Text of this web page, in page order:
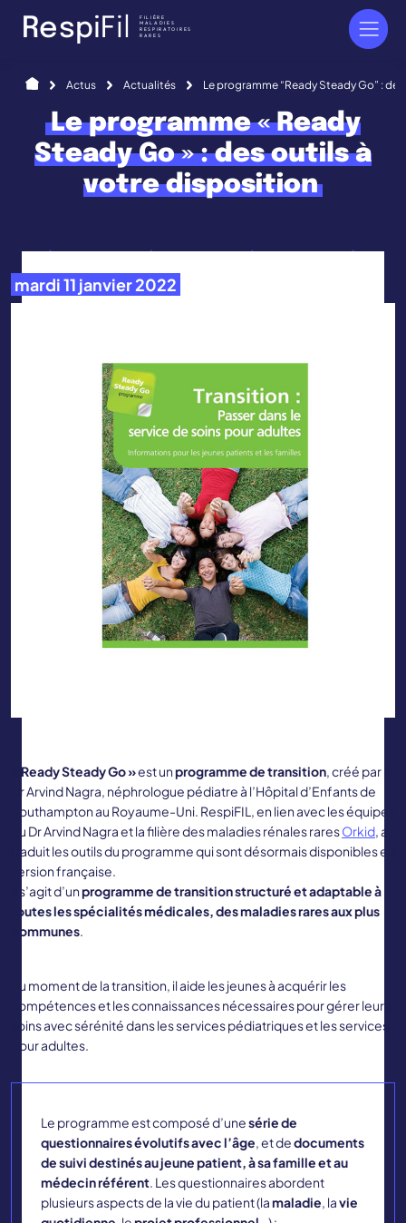
Respi Fi FILIÈRE
MALADIES
RESPIRATOIRES
RARES
AccueilActus Actualités Le programme “Ready Steady Go” :
Le programme « Ready
Steady Go » : des outils à
votre disposition
mardi 11 janvier 2022
« Ready Steady Go »est unprogramme de transition, créé par le
Dr Arvind Nagra, néphrologue pédiatre à l’Hôpital d’Enfants de
Southampton au Royaume-Uni. RespiFIL, en lien avec les équipes
du Dr Arvind Nagra et la filière des maladies rénales raresOrkid, a
traduit les outils du programme qui sont désormais disponibles en
version française.
Il s’agit d’unprogramme de transition structuré et adaptable à
toutes les spécialités médicales, des maladies rares aux plus
communes.
Au moment de la transition, il aide les jeunes à acquérir les
compétences et les connaissances nécessaires pour gérer leurs
soins avec sérénité dans les services pédiatriques et les services
pour adultes.
Le programme est composé d’unesérie de
questionnaires évolutifs avec l’âge, et dedocuments
de suivi destinés au jeune patient, à sa famille et au
médecin référent. Les questionnaires abordent
plusieurs aspects de la vie du patient (lamaladie, lavie